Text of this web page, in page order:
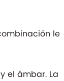
le
el ámbar. La